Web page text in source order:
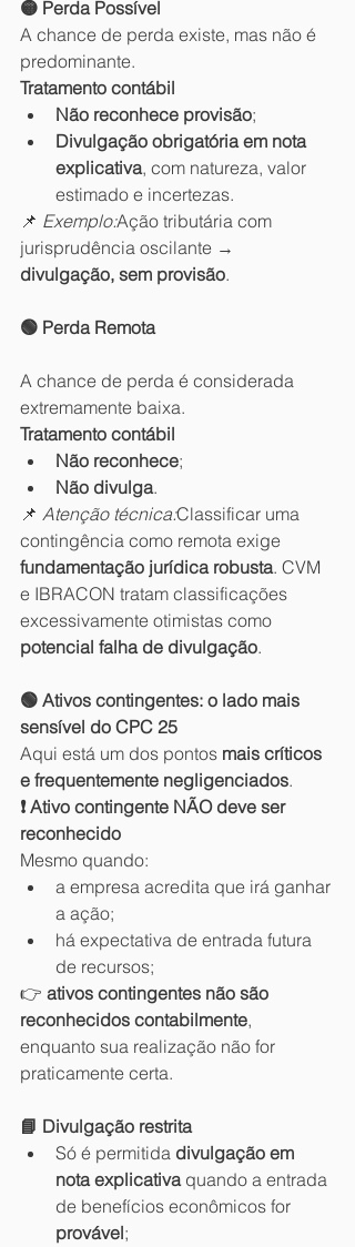
🟡 Perda Possível
A chance de perda existe, mas não é
predominante.
Tratamento contábil
Não reconhece provisão;
Divulgação obrigatória em nota
explicativa, com natureza, valor
estimado e incertezas.
📌 Exemplo:Ação tributária com
jurisprudência oscilante →
divulgação, sem provisão.
🟢 Perda Remota
A chance de perda é considerada
extremamente baixa.
Tratamento contábil
Não reconhece;
Não divulga.
📌 Atenção técnica:Classificar uma
contingência como remota exige
fundamentação jurídica robusta. CVM
e IBRACON tratam classificações
excessivamente otimistas como
potencial falha de divulgação.
🟢 Ativos contingentes: o lado mais
sensível do CPC 25
Aqui está um dos pontos mais críticos
e frequentemente negligenciados.
❗ Ativo contingente NÃO deve ser
reconhecido
Mesmo quando:
a empresa acredita que irá ganhar
a ação;
há expectativa de entrada futura
de recursos;
👉 ativos contingentes não são
reconhecidos contabilmente,
enquanto sua realização não for
praticamente certa.
📘 Divulgação restrita
Só é permitida divulgação em
nota explicativa quando a entrada
de benefícios econômicos for
provável;